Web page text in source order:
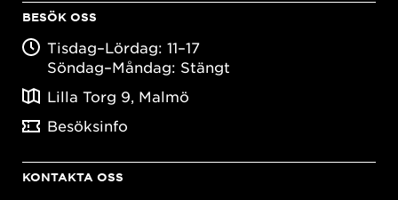
BESÖK OSS
Tisdag–Lördag: 11–17
Söndag–Måndag: Stängt
Lilla Torg 9, Malmö
Besöksinfo
KONTAKTA OSS